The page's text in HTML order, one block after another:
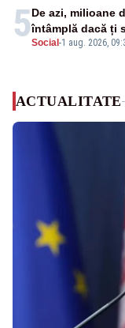
5Social -1 aug. 2026,
De azi, milioane
întâmplă dacă ți
ACTUALITATE